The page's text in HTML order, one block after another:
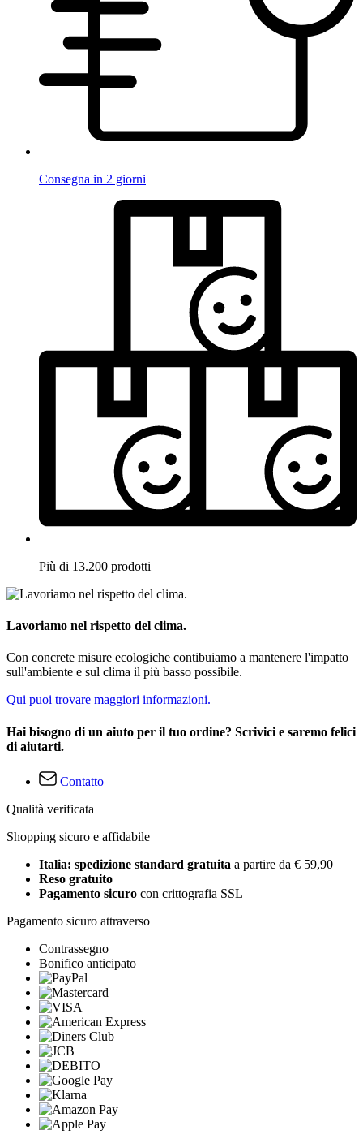
Consegna in 2 giorni
Più di 13.200 prodotti
Lavoriamo nel rispetto del clima.
Con concrete misure ecologiche contibuiamo a mantenere l'impatto
sull'ambiente e sul clima il più basso possibile.
Qui puoi trovare maggiori informazioni.
Hai bisogno di un aiuto per il tuo ordine? Scrivici e saremo felici
di aiutarti.
Contatto
Qualità verificata
Shopping sicuro e affidabile
Italia: spedizione standard gratuita a partire da € 59,90
Reso gratuito
Pagamento sicuro con crittografia SSL
Pagamento sicuro attraverso
Contrassegno
Bonifico anticipato